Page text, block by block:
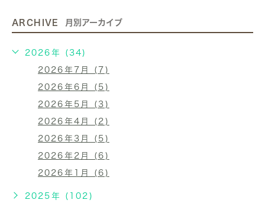
ARCHIVE 月別アーカイブ
2026年 (34)
2026年7月 (7)
2026年6月 (5)
2026年5月 (3)
2026年4月 (2)
2026年3月 (5)
2026年2月 (6)
2026年1月 (6)
2025年 (102)